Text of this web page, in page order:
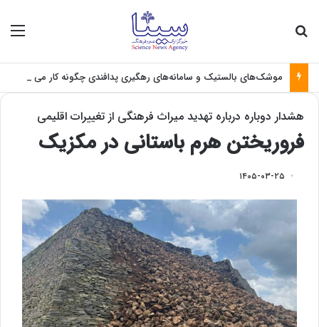
موشک‌های بالستیک و سامانه‌های رهگیری پدافندی چگونه کار می کنند؟
هشدار دوباره درباره تهدید میراث فرهنگی از تغییرات اقلیمی
فروریختن هرم باستانی در مکزیک
۱۴۰۵-۰۳-۲۵